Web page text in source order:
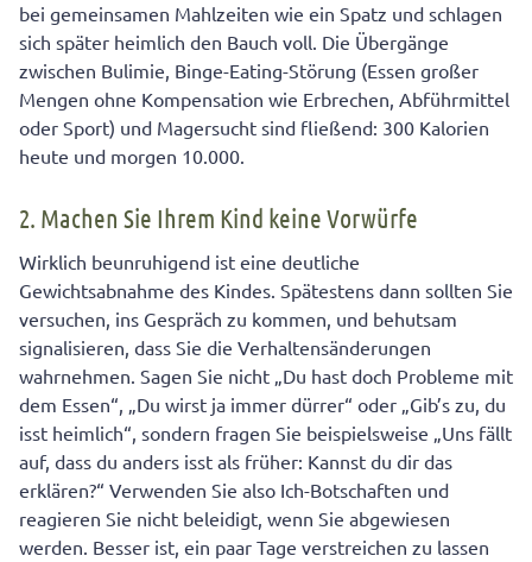
bei gemeinsamen Mahlzeiten wie ein Spatz und schlagen
sich später heimlich den Bauch voll. Die Übergänge
zwischen Bulimie, Binge-Eating-Störung (Essen großer
Mengen ohne Kompensation wie Erbrechen, Abführmittel
oder Sport) und Magersucht sind fließend: 300 Kalorien
heute und morgen 10.000.
2. Machen Sie Ihrem Kind keine Vorwürfe
Wirklich beunruhigend ist eine deutliche
Gewichtsabnahme des Kindes. Spätestens dann sollten Sie
versuchen, ins Gespräch zu kommen, und behutsam
signalisieren, dass Sie die Verhaltensänderungen
wahrnehmen. Sagen Sie nicht „Du hast doch Probleme mit
dem Essen“, „Du wirst ja immer dürrer“ oder „Gib’s zu, du
isst heimlich“, sondern fragen Sie beispielsweise „Uns fällt
auf, dass du anders isst als früher: Kannst du dir das
erklären?“ Verwenden Sie also Ich-Botschaften und
reagieren Sie nicht beleidigt, wenn Sie abgewiesen
werden. Besser ist, ein paar Tage verstreichen zu lassen